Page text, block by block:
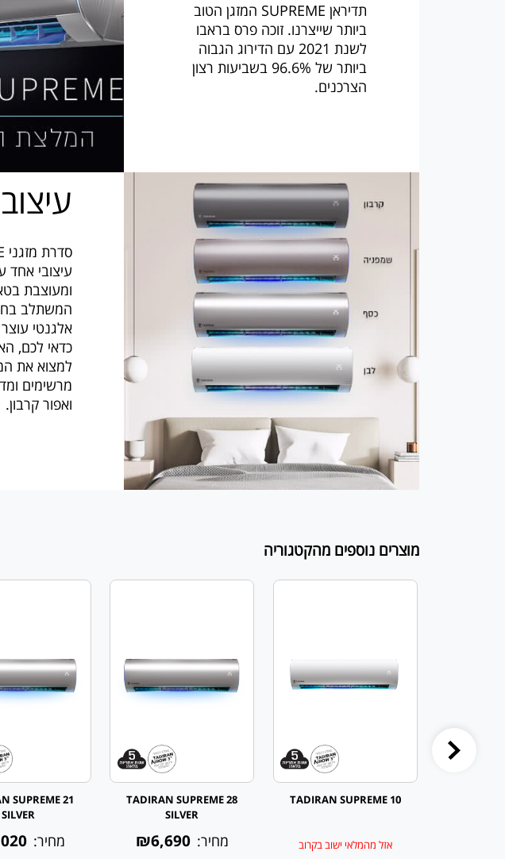
תדיראן SUPREME המזגן הטוב
ביותר שייצרנו. זוכה פרס בראבו
לשנת 2021 עם הדירוג הגבוה
ביותר של 96.6% בשביעות רצון
הצרכנים.
עיצובי אחד
ומעוצבת
המשתלב
אלגנטי
כדאי לכם,
למצוא את
מרשימים
ואפור קרבון.
מוצרים נוספים מהקטגוריה
TADIRAN SUPREME 10
אזל מהמלאי ישוב בקרוב
TADIRAN SUPREME 28
SILVER
מחיר: ₪6,690
SUPREME 21
SILVER
מחיר: